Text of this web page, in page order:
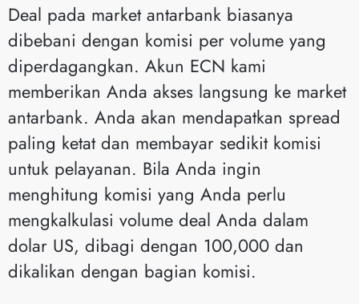
Deal pada market antarbank biasanya
dibebani dengan komisi per volume yang
diperdagangkan. Akun ECN kami
memberikan Anda akses langsung ke market
antarbank. Anda akan mendapatkan spread
paling ketat dan membayar sedikit komisi
untuk pelayanan. Bila Anda ingin
menghitung komisi yang Anda perlu
mengkalkulasi volume deal Anda dalam
dolar US, dibagi dengan 100,000 dan
dikalikan dengan bagian komisi.